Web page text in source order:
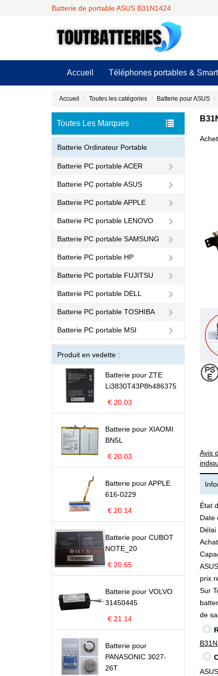
Batterie de portable ASUS B31N1424
Accueil Téléphones portables &
Accueil Toutes les catégories Batterie pour ASUS
Toutes Les Marques
Batterie Ordinateur Portable
Batterie PC portable ACER
Batterie PC portable ASUS
Batterie PC portable APPLE
Batterie PC portable LENOVO
Batterie PC portable SAMSUNG
Batterie PC portable HP
Batterie PC portable FUJITSU
Batterie PC portable DELL
Batterie PC portable TOSHIBA
Batterie PC portable MSI
Produit en vedette :
Batterie pour ZTE
Li3830T43P8h486375
€ 20.03
Batterie pour XIAOMI
BN5L
€ 20.03
Batterie pour APPLE
616-0229
€ 20.14
Batterie pour CUBOT
NOTE_20
€ 20.65
Batterie pour VOLVO
31450445
€ 21.14
Batterie pour
PANASONIC 3027-
26T
Avis
État
Date
prix
Sur
de